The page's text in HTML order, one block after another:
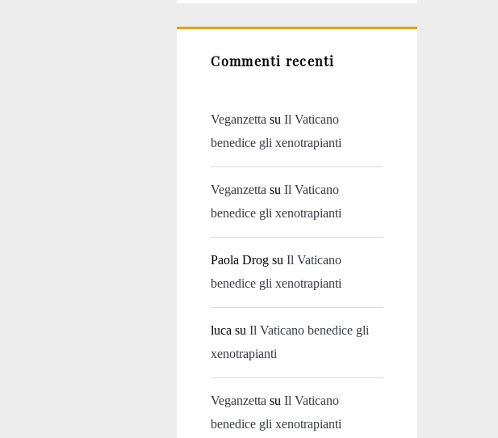
Commenti recenti
Veganzetta suIl Vaticano
benedice gli xenotrapianti
Veganzetta suIl Vaticano
benedice gli xenotrapianti
Paola Drog suIl Vaticano
benedice gli xenotrapianti
luca suIl Vaticano benedice gli
xenotrapianti
Veganzetta suIl Vaticano
benedice gli xenotrapianti